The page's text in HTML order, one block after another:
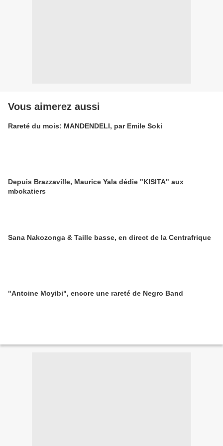
Vous aimerez aussi
Rareté du mois: MANDENDELI, par Emile Soki
Depuis Brazzaville, Maurice Yala dédie "KISITA" aux
mbokatiers
Sana Nakozonga & Taille basse, en direct de la Centrafrique
"Antoine Moyibi", encore une rareté de Negro Band